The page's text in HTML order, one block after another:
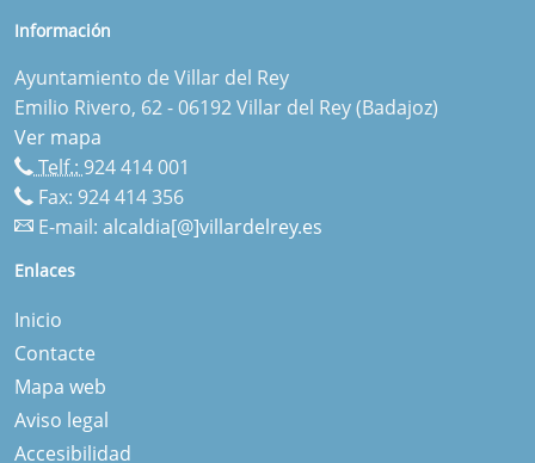
Información
Ayuntamiento de Villar del Rey
Emilio Rivero, 62 - 06192 Villar del Rey (Badajoz)
Ver mapa
Telf.: 924 414 001
Fax: 924 414 356
E-mail: alcaldia[@]villardelrey.es
Enlaces
Inicio
Contacte
Mapa web
Aviso legal
Accesibilidad